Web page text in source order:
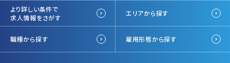
より詳しい条件で
求人情報をさがす
エリアから探す
職種から探す 雇用形態から探す